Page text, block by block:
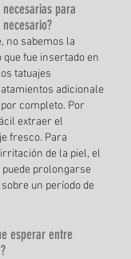
necesarias para
?
no sabemos la
quefue insertado en
tatuajes
adicionale
completo. Por
extraer el
fresco. Para
de la piel, el
prolongarse
un período de
esperar entre
?